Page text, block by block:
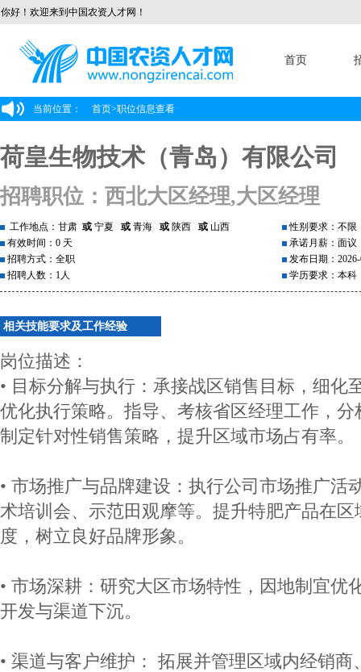
你好！欢迎来到中国农资人才网！
首页
当前位置： 首页>职位信息查看
荷皇生物技术（青岛）有限公司
招聘职位：西北大区经理,大区经理
工作地点：甘肃 或 宁夏 或 青海 或 陕西 或 山西
有效时间：0 天
招聘方式：全职
招聘人数：1人
性别要求：不限
承诺月薪：面议
发布日期：
学历要求：本科
相关技能要求及工作经验
岗位描述：
• 目标分解与执行：承接战区销售目标，细化
优化执行策略。指导、考核省区经理工作，
制定针对性销售策略，提升区域市场占有率。
• 市场推广与品牌建设：执行公司市场推广活
术培训会、示范田观摩等。提升特肥产品在
度，树立良好品牌形象。
• 市场深耕：研究大区市场特性，因地制宜优
开发与渠道下沉。
• 渠道与客户维护： 拓展并管理区域内经销